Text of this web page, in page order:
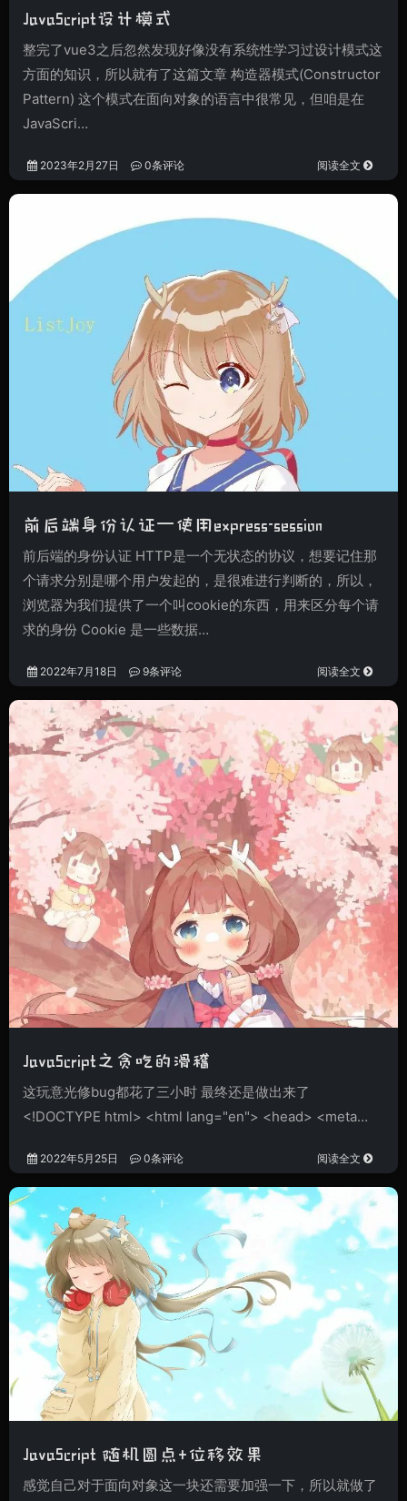
JavaScript设计模式
整完了vue3之后忽然发现好像没有系统性学习过设计模式这
方面的知识，所以就有了这篇文章 构造器模式(Constructor
Pattern) 这个模式在面向对象的语言中很常见，但咱是在
JavaScri…
2023年2月27日 0条评论 阅读全文
前后端身份认证—使用express-session
前后端的身份认证 HTTP是一个无状态的协议，想要记住那
个请求分别是哪个用户发起的，是很难进行判断的，所以，
浏览器为我们提供了一个叫cookie的东西，用来区分每个请
求的身份 Cookie 是一些数据…
2022年7月18日 9条评论 阅读全文
JavaScript之贪吃的滑稽
这玩意光修bug都花了三小时 最终还是做出来了
<!DOCTYPE html> <html lang="en"> <head> <meta…
2022年5月25日 0条评论 阅读全文
JavaScript 随机圆点+位移效果
感觉自己对于面向对象这一块还需要加强一下，所以就做了